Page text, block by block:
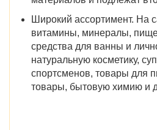
Широкий ассортимент. На
витамины, минералы,
средства для ванны и
натуральную косметику,
спортсменов, товары для
товары, бытовую химию и